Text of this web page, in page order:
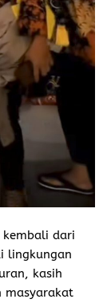
dari
lingkungan
kasih
masyarakat